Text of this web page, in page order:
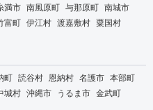
満市 南風原町 与那原町 南城市
富町 伊江村 渡嘉敷村 粟国村
町 読谷村 恩納村 名護市 本部町
城村 沖縄市 うるま市 金武町